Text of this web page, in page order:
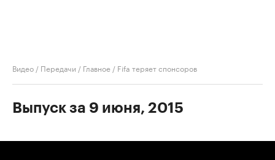
Видео / Передачи / Главное / Fifa теряет спонсоров
Выпуск за 9 июня, 2015